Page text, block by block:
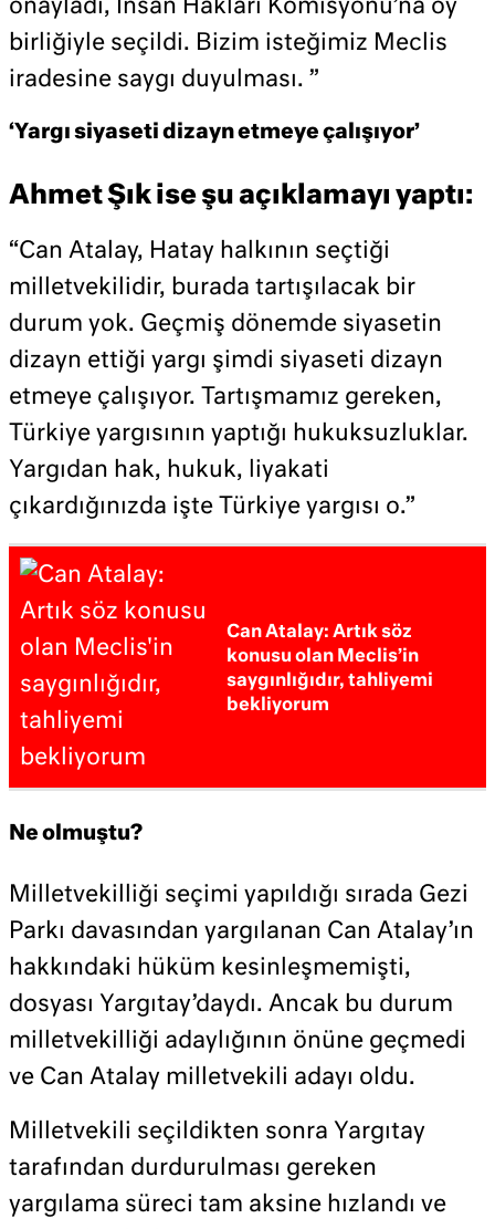
onayladı, İnsan Hakları Komisyonu’na oy
birliğiyle seçildi. Bizim isteğimiz Meclis
iradesine saygı duyulması. ”
‘Yargı siyaseti dizayn etmeye çalışıyor’
Ahmet Şık ise şu açıklamayı yaptı:
“Can Atalay, Hatay halkının seçtiği
milletvekilidir, burada tartışılacak bir
durum yok. Geçmiş dönemde siyasetin
dizayn ettiği yargı şimdi siyaseti dizayn
etmeye çalışıyor. Tartışmamız gereken,
Türkiye yargısının yaptığı hukuksuzluklar.
Yargıdan hak, hukuk, liyakati
çıkardığınızda işte Türkiye yargısı o.”
Can Atalay: Artık söz
konusu olan Meclis’in
saygınlığıdır, tahliyemi
bekliyorum
Ne olmuştu?
Milletvekilliği seçimi yapıldığı sırada Gezi
Parkı davasından yargılanan Can Atalay’ın
hakkındaki hüküm kesinleşmemişti,
dosyası Yargıtay’daydı. Ancak bu durum
milletvekilliği adaylığının önüne geçmedi
ve Can Atalay milletvekili adayı oldu.
Milletvekili seçildikten sonra Yargıtay
tarafından durdurulması gereken
yargılama süreci tam aksine hızlandı ve